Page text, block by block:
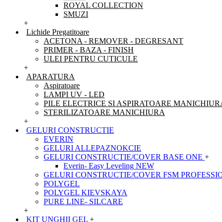
ROYAL COLLECTION
SMUZI
+
Lichide Pregatitoare
ACETONA - REMOVER - DEGRESANT
PRIMER - BAZA - FINISH
ULEI PENTRU CUTICULE
+
APARATURA
Aspiratoare
LAMPI UV - LED
PILE ELECTRICE SI ASPIRATOARE
STERILIZATOARE MANICHIURA
+
GELURI CONSTRUCTIE
EVERIN
GELURI ALLEPAZNOKCIE
GELURI CONSTRUCTIE/COVER BASE ONE +
Everin- Easy Leveling NEW
GELURI CONSTRUCTIE/COVER FSM
POLYGEL
POLYGEL KIEVSKAYA
PURE LINE- SILCARE
+
KIT UNGHII GEL +